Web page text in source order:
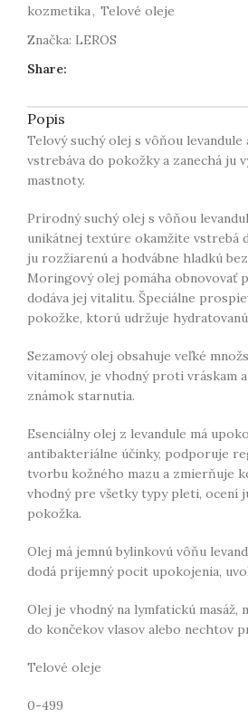
kozmetika, Telové oleje
Značka: LEROS
Share:
Popis
Telový suchý olej s vôňou levandule
vstrebáva do pokožky a zanechá ju
mastnoty.
Prírodný suchý olej s vôňou
unikátnej textúre okamžite vstrebá
ju rozžiarenú a hodvábne hladkú
Moringový olej pomáha obnovovať
dodáva jej vitalitu. Špeciálne
pokožke, ktorú udržuje
Sezamový olej obsahuje veľké
vitamínov, je vhodný proti vráskam
známok starnutia.
Esenciálny olej z levandule má
antibakteriálne účinky, podporuje
tvorbu kožného mazu a zmierňuje
vhodný pre všetky typy pleti, ocení
pokožka.
Olej má jemnú bylinkovú vôňu
dodá príjemný pocit upokojenia,
Olej je vhodný na lymfatickú
do končekov vlasov alebo nechtov
Telové oleje
0-499